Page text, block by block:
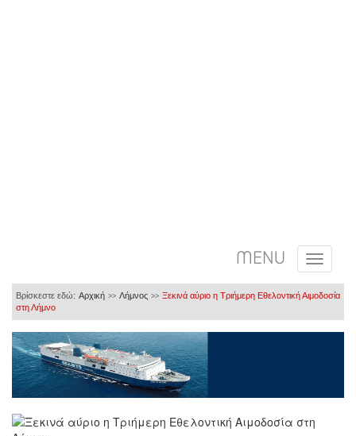
MENU
Βρίσκεστε εδώ: Αρχική >> Λήμνος >> Ξεκινά αύριο η Τριήμερη Εθελοντική Αιμοδοσία
στη Λήμνο